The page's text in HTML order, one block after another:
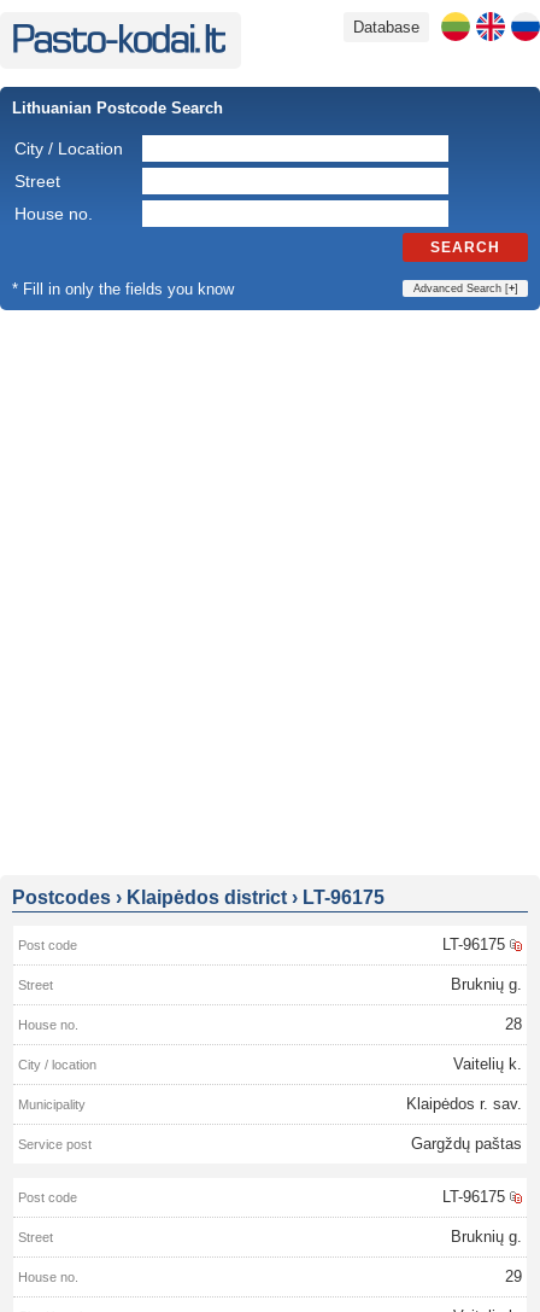
Database
Lithuanian Postcode Search
City / Location
Street
House no.
SEARCH
* Fill in only the fields you know Advanced Search [+]
Postcodes › Klaipėdos district › LT-96175
LT-96175
Bruknių g.
28
Vaitelių k.
Klaipėdos r. sav.
Gargždų paštas
LT-96175
Bruknių g.
29